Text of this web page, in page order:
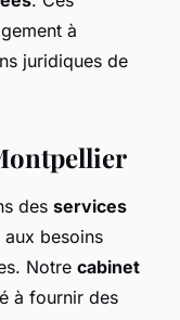
à
juridiques de
des services
aux besoins
Notre cabinet
à fournir des